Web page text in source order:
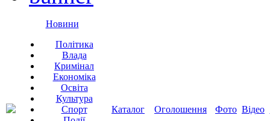
Новини
Політика
Влада
Кримінал
Економіка
Освіта
Культура
Спорт
Каталог Оголошення Фото Відео